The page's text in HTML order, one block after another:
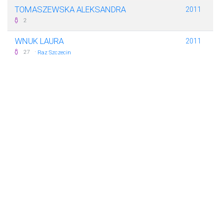
TOMASZEWSKA ALEKSANDRA
2
2011
WNUK LAURA
27 · Raz Szczecin
2011